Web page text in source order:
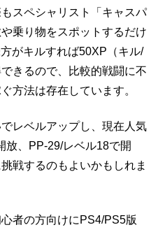
スペシャリスト「キャスパ
乗り物をスポットするだけ
がキルすれば50XP（キル/
きるので、比較的戦闘に不
方法は存在しています。
レベルアップし、現在人気
放、PP-29/レベル18で開
戦するのもよいかもしれま
者の方向けにPS4/PS5版